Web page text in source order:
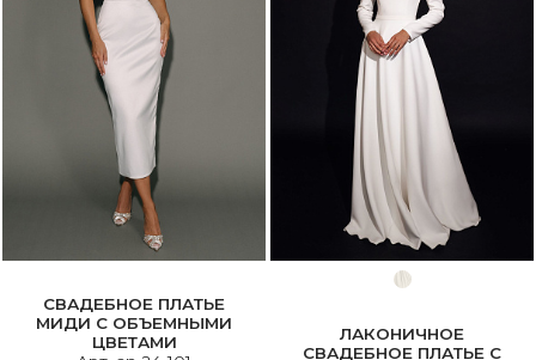
СВАДЕБНОЕ ПЛАТЬЕ
МИДИ С ОБЪЕМНЫМИ
ЦВЕТАМИ
ЛАКОНИЧНОЕ
СВАДЕБНОЕ ПЛАТЬЕ С